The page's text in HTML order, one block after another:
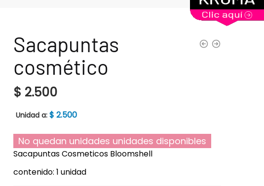
Sacapuntas
cosmético
$ 2.500
Unidad a: $ 2.500
No quedan unidades unidades disponibles
Sacapuntas Cosmeticos Bloomshell
contenido: 1 unidad